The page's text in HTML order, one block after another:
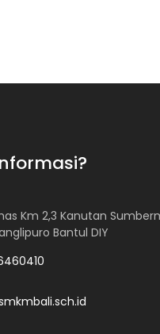
Km 2,3 Kanutan
Bantul DIY